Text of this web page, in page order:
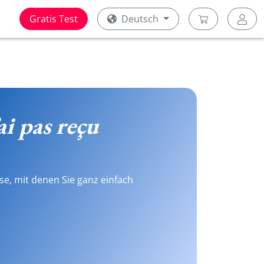
Gratis Test Deutsch
pas reçu
mit denen Sie ganz einfach